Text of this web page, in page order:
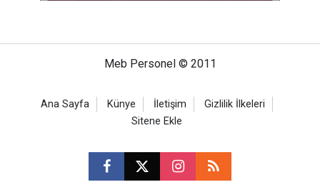
Meb Personel © 2011
Ana Sayfa Künye İletişim
Gizlilik İlkeleri
Sitene Ekle